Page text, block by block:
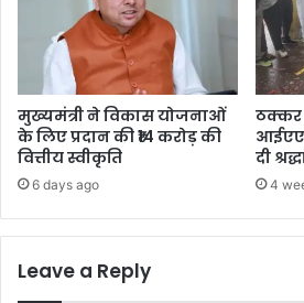
मुख्यमंत्री ने विकास योजनाओं
के लिए प्रदान की ₹14 करोड़ की
वित्तीय स्वीकृति
6 days ago
ठक्कर
दी
4
Leave a Reply